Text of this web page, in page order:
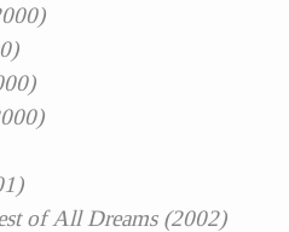
of All Dreams (2002)